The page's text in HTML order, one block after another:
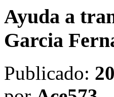
Ayuda a
Garcia
Publicado: